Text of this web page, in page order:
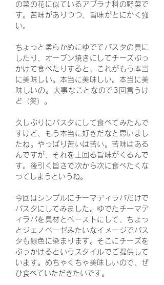
の菜の花に似ているアブラナ科の野菜で
す。苦味がありつつ、旨味がとにかく強
い。
ちょっと柔らかめにゆでてパスタの具に
したり、オーブン焼きにしてチーズぶっ
かけて食べたりすると、これがもう本当
に美味しい。本当に美味しい。本当に美
味しいの。大事なことなので3回言うけ
ど（笑）。
久しぶりにパスタにして食べてみたんで
すけど、もう本当に好きだなと思いまし
たね。やっぱり苦いは苦い。苦味はある
んですが、それを上回る旨味がくるんで
す。後引く旨さで次から次に食べたくな
ってしまうというね。
今回はシンプルにチーマディラパだけで
パスタにしてみました。ゆでたチーマデ
ィラパを具材とペーストにして、ちょっ
とジェノベーゼみたいなイメージでパス
タも緑色に染まります。そこにチーズを
ぶっかけるというスタイルでご提供して
います。めちゃくちゃ美味しいので、ぜ
ひ食べていただきたいです。